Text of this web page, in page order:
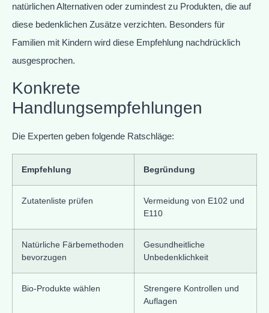
natürlichen Alternativen oder zumindest zu Produkten, die auf
diese bedenklichen Zusätze verzichten. Besonders für
Familien mit Kindern wird diese Empfehlung nachdrücklich
ausgesprochen.
Konkrete
Handlungsempfehlungen
Die Experten geben folgende Ratschläge:
Empfehlung Begründung
Zutatenliste prüfen
Vermeidung von E102 und
E110
Natürliche Färbemethoden
bevorzugen
Gesundheitliche
Unbedenklichkeit
Bio-Produkte wählen
Strengere Kontrollen und
Auflagen